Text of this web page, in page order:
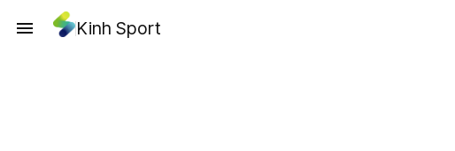
Kinh Sport